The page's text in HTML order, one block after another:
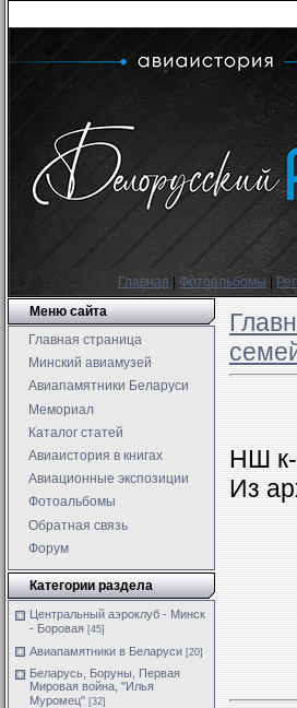
Главная Фотоальбомы
Меню сайта
Главная страница
Минский авиамузей
Авиапамятники Беларуси
Мемориал
Каталог статей
Авиаистория в книгах
Авиационные экспозиции
Фотоальбомы
Обратная связь
Форум
Категории раздела
Центральный аэроклуб - Минск
- Боровая [45]
Авиапамятники в Беларуси [20]
Беларусь, Боруны, Первая
Мировая война, "Илья
Муромец" [32]
НШ к-
Из